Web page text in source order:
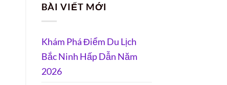
BÀI VIẾT MỚI
Khám Phá Điểm Du Lịch
Bắc Ninh Hấp Dẫn Năm
2026